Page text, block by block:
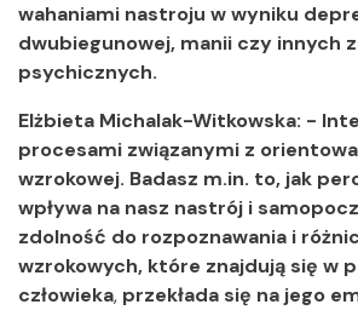
wahaniami nastroju w wyniku
dwubiegunowej, manii czy innych
psychicznych.
Elżbieta Michalak-Witkowska: -
procesami związanymi z
wzrokowej. Badasz m.in. to, jak
wpływa na nasz nastrój i
zdolność do rozpoznawania i
wzrokowych, które znajdują się w
człowieka, przekłada się na jego